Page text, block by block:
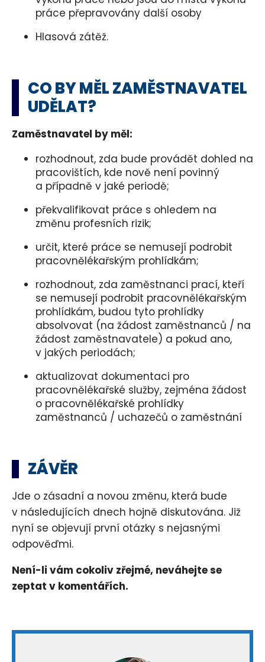
práce přepravovány další osoby
Hlasová zátěž.
CO BY MĚL ZAMĚSTNAVATEL
UDĚLAT?
Zaměstnavatel by měl:
rozhodnout, zda bude provádět dohled na
pracovištích, kde nově není povinný
a případně v jaké periodě;
překvalifikovat práce s ohledem na
změnu profesních rizik;
určit, které práce se nemusejí podrobit
pracovnělékařským prohlídkám;
rozhodnout, zda zaměstnanci prací, kteří
se nemusejí podrobit pracovnělékařským
prohlídkám, budou tyto prohlídky
absolvovat (na žádost zaměstnanců / na
žádost zaměstnavatele) a pokud ano,
v jakých periodách;
aktualizovat dokumentaci pro
pracovnělékařské služby, zejména žádost
o pracovnělékařské prohlídky
zaměstnanců / uchazečů o zaměstnání
ZÁVĚR
Jde o zásadní a novou změnu, která bude
v následujících dnech hojně diskutována. Již
nyní se objevují první otázky s nejasnými
odpověďmi.
Není-li vám cokoliv zřejmé, neváhejte se
zeptat v komentářích.